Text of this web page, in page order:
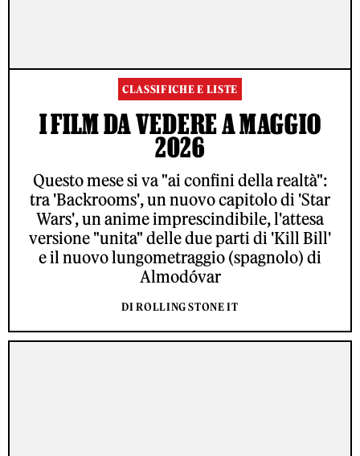
CLASSIFICHE E LISTE
I FILM DA VEDERE A MAGGIO
2026
Questo mese si va "ai confini della realtà":
tra 'Backrooms', un nuovo capitolo di 'Star
Wars', un anime imprescindibile, l'attesa
versione "unita" delle due parti di 'Kill Bill'
e il nuovo lungometraggio (spagnolo) di
Almodóvar
DI ROLLING STONE IT